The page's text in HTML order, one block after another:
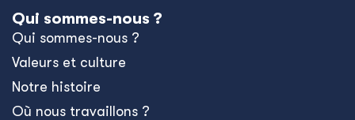
Qui sommes-nous ?
Qui sommes-nous ?
Valeurs et culture
Notre histoire
Où nous travaillons ?